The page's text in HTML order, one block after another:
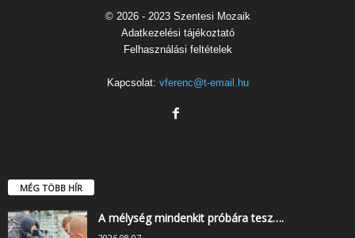
© 2026 - 2023 Szentesi Mozaik
Adatkezelési tájékoztató
Felhasználási feltételek
Kapcsolat: vferenc@t-email.hu
MÉG TÖBB HÍR
A mélység mindenkit próbára tesz….